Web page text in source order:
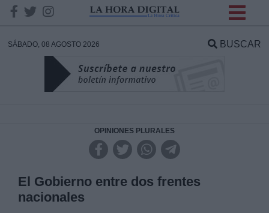
SÁBADO, 08 AGOSTO 2026 BUSCAR
OPINIONES PLURALES
El Gobierno entre dos frentes
nacionales
DATOS
Responsable: